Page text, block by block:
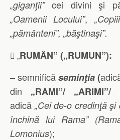
„giganţii”cei divini şi
„Oamenii Locului”,
„pământeni”, „băştinaşi”.
 „RUMÂN” („RUMUN”):
– semnificăseminţia(
din „RAMI”/ „ARIMI”/
adică „Cei de-o credinţă şi
închină lui Rama”
Lomonius);